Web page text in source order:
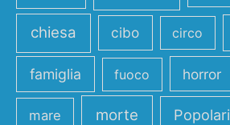
chiesa cibo circo
famiglia fuoco horror
mare morte Popolari